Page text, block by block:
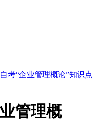
考“企业管理概论”知识点
管理概